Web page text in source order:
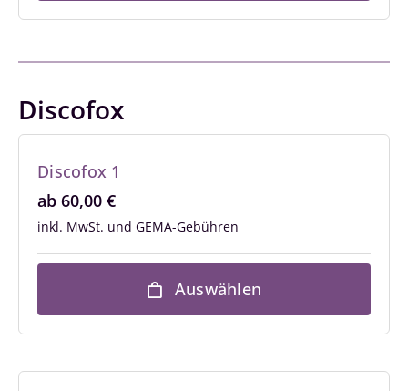
Discofox
Discofox 1
ab 60,00 €
inkl. MwSt.
Auswählen